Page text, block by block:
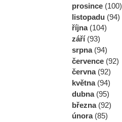
prosince (100)
listopadu (94)
října (104)
září (93)
srpna (94)
července (92)
června (92)
května (94)
dubna (95)
března (92)
února (85)